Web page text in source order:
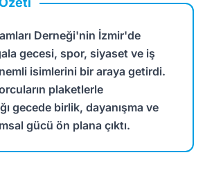
Derneği'nin İzmir'de
gecesi, spor, siyaset ve iş
isimlerini bir araya getirdi.
plaketlerle
gecede birlik, dayanışma ve
gücü ön plana çıktı.